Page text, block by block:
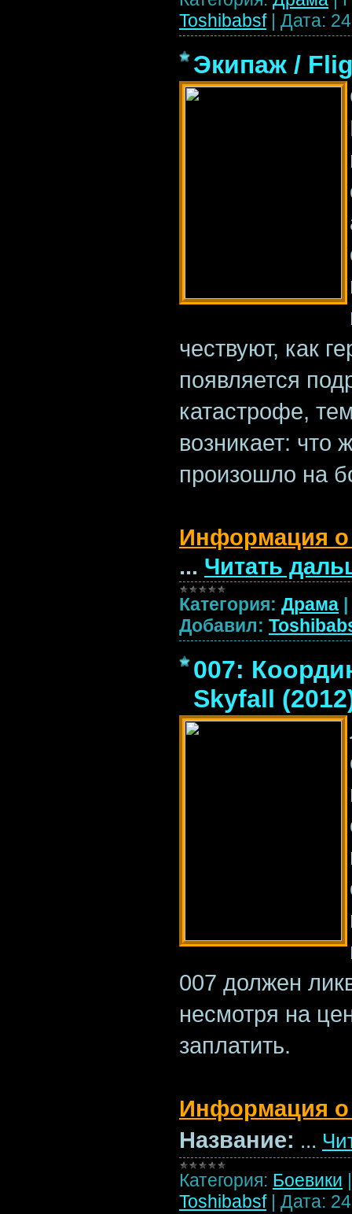
Toshibabsf | Дата:
Экипаж /
чествуют, как
появляется
катастрофе,
возникает: что
произошло на
Информация
... Читать
Категория: Драма |
Добавил:
007:
Skyfall
007 должен
несмотря на
заплатить.
Информация
Название: ...
Категория: Боевики
Toshibabsf | Дата: